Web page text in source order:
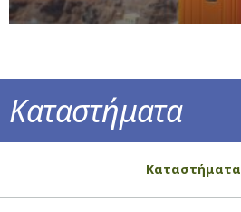
Καταστήματα
Καταστήματα